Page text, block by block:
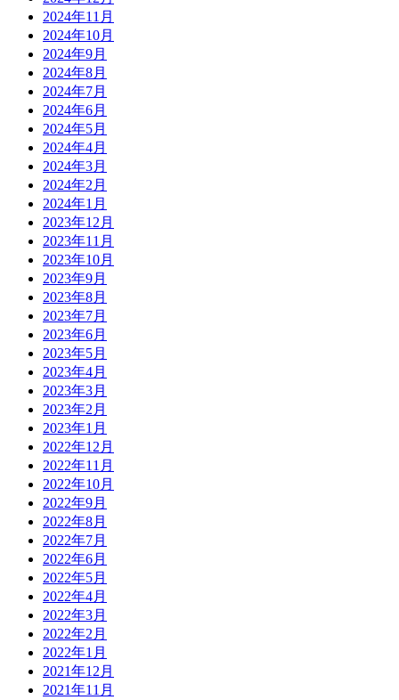
2024年11月
2024年10月
2024年9月
2024年8月
2024年7月
2024年6月
2024年5月
2024年4月
2024年3月
2024年2月
2024年1月
2023年12月
2023年11月
2023年10月
2023年9月
2023年8月
2023年7月
2023年6月
2023年5月
2023年4月
2023年3月
2023年2月
2023年1月
2022年12月
2022年11月
2022年10月
2022年9月
2022年8月
2022年7月
2022年6月
2022年5月
2022年4月
2022年3月
2022年2月
2022年1月
2021年12月
2021年11月